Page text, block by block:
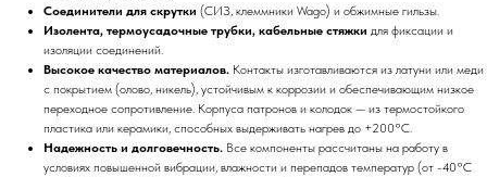
Соединители для скрутки (СИЗ, клеммники Wago) и обжимные гильзы.
Изолента, термоусадочные трубки, кабельные стяжки для фиксации и
изоляции соединений.
Высокое качество материалов. Контакты изготавливаются из латуни или меди
с покрытием (олово, никель), устойчивым к коррозии и обеспечивающим низкое
переходное сопротивление. Корпуса патронов и колодок — из термостойкого
пластика или керамики, способных выдерживать нагрев до +200°C.
Надежность и долговечность. Все компоненты рассчитаны на работу в
условиях повышенной вибрации, влажности и перепадов температур (от -40°C